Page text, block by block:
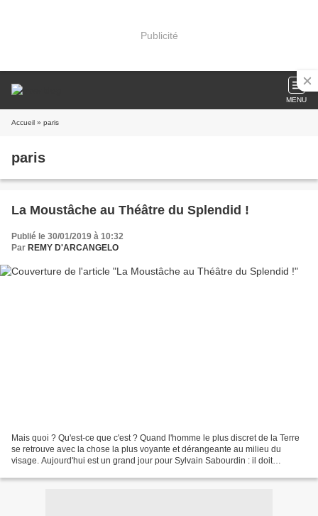
Publicité
MENU
Accueil » paris
paris
La Moustâche au Théâtre du Splendid !
Publié le 30/01/2019 à 10:32
Par REMY D'ARCANGELO
Mais quoi ? Qu'est-ce que c'est ? Quand l'homme le plus discret de la Terre
se retrouve avec la chose la plus voyante et dérangeante au milieu du
visage. Aujourd'hui est un grand jour pour Sylvain Sabourdin : il doit